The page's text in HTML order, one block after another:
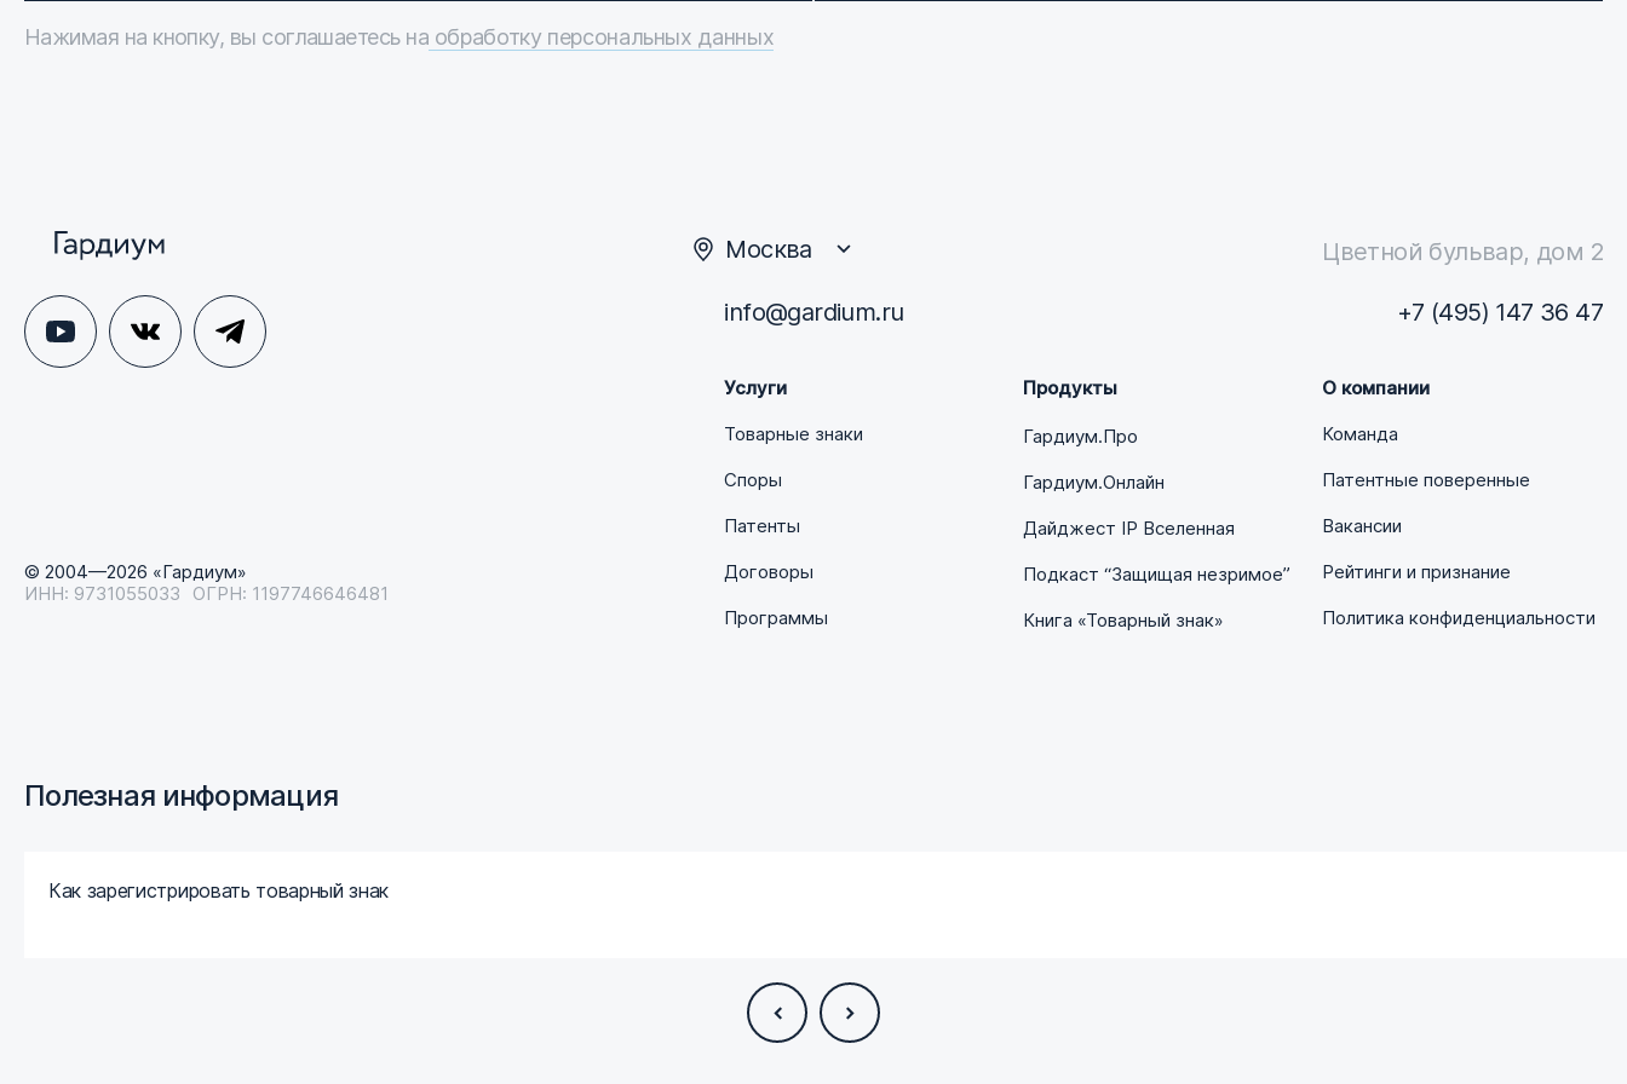
Нажимая на кнопку, вы соглашаетесь на обработку персональных данных
Москва Цветной бульвар, дом 2
© 2004—2026 «Гардиум»
ИНН: 9731055033
ОГРН: 1197746646481
info@gardium.ru +7 (495) 147 36 47
Услуги
Товарные знаки
Споры
Патенты
Договоры
Программы
Продукты
Гардиум.Про
Гардиум.Онлайн
Дайджест IP Вселенная
Подкаст “Защищая незримое”
Книга «Товарный знак»
О компании
Команда
Патентные поверенные
Вакансии
Рейтинги и признание
Политика конфиденциальности
Полезная информация
Как зарегистрировать товарный знак